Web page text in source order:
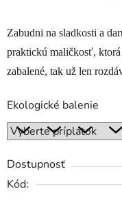
Zabudni na sladkosti a
praktickú maličkosť, ktorá
zabalené, tak už len
Ekologické balenie
Dostupnosť
Kód: